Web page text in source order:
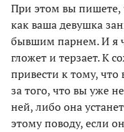
При этом вы пишете,
как ваша девушка
бывшим парнем. И я
гложет и терзает. К
привести к тому,
за того, что вы уже
ней, либо она
этому поводу, если